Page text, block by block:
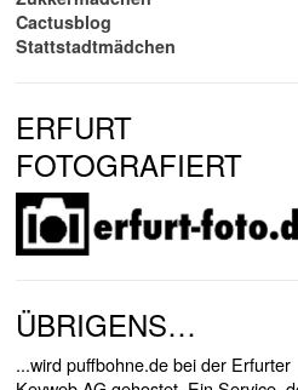
Cactusblog
Stattstadtmädchen
ERFURT
FOTOGRAFIERT
ÜBRIGENS…
...wird puffbohne.de bei der Erfurter